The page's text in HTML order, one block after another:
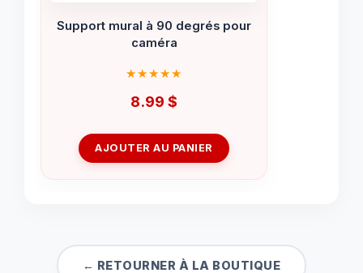
Support mural à 90 degrés pour
caméra
8.99 $
AJOUTER AU PANIER
← RETOURNER À LA BOUTIQUE